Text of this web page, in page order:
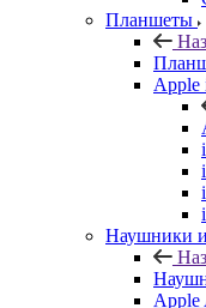
Планшеты
Apple
Наушники
Apple